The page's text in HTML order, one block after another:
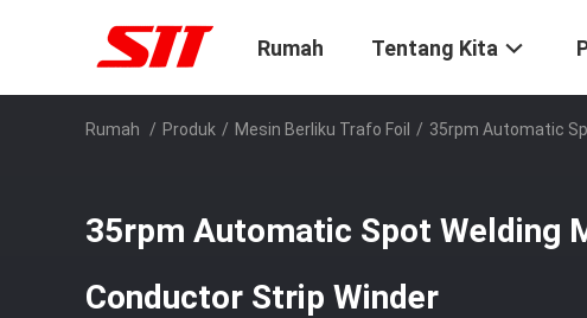
Rumah Tentang Kita
Rumah / Produk / Mesin Berliku Trafo Foil / 35rpm Automatic
35rpm Automatic Spot Welding
Conductor Strip Winder